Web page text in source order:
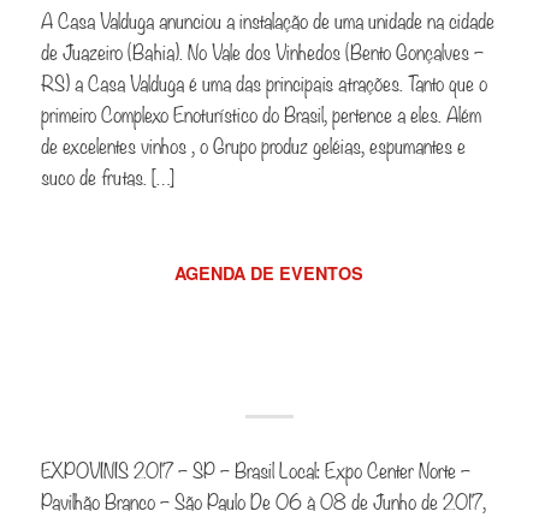
A Casa Valduga anunciou a instalação de uma unidade na cidade
de Juazeiro (Bahia). No Vale dos Vinhedos (Bento Gonçalves –
RS) a Casa Valduga é uma das principais atrações. Tanto que o
primeiro Complexo Enoturístico do Brasil, pertence a eles. Além
de excelentes vinhos , o Grupo produz geléias, espumantes e
suco de frutas. […]
AGENDA DE EVENTOS
EXPOVINIS 2017 – SP – Brasil Local: Expo Center Norte –
Pavilhão Branco – São Paulo De 06 à 08 de Junho de 2017,